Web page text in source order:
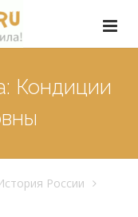
Кондиции
России